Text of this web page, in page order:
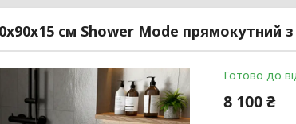
см Shower Mode прямокутний
Готово до
8 100 ₴